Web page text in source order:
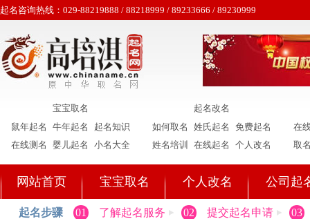
起名咨询热线：029-88219888 / 88218999 / 89233666 / 89230999
宝宝取名
鼠年起名
牛年起名
起名知识
在线测名
婴儿起名 小名大全
起名改名
如何取名
姓氏起名
免费起名
姓名培训
在线起名 个人改名
在
取
网站首页 宝宝取名 个人改名 公司起
起名步骤 01 了解起名服务 02 提交起名申请 03